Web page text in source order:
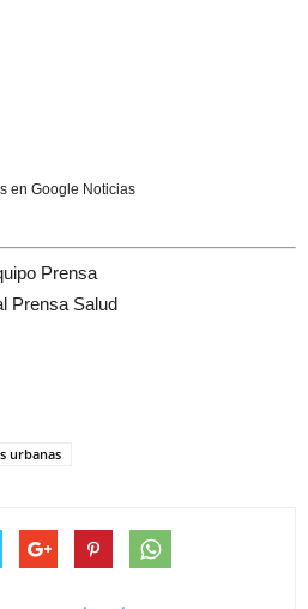
en Google Noticias
Prensa
Prensa Salud
urbanas